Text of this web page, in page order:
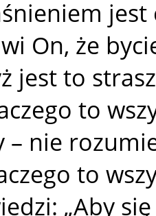
On, że
jest to
to
– nie
to
„Aby